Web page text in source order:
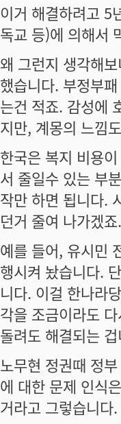
이거 해결하려고 5
독교 등)에 의해서
왜 그런지 생각해
했습니다. 부정부
는건 적죠. 감성에
지만, 계몽의 느낌
한국은 복지 비용
서 줄일수 있는 부
작만 하면 됩니다.
던거 줄여 나가겠죠.
예를 들어, 유시민
행시켜 놨습니다.
니다. 이걸 한나라
각을 조금이라도
돌려도 해결되는
노무현 정권때 정
에 대한 문제 인식
거라고 그렇습니다.